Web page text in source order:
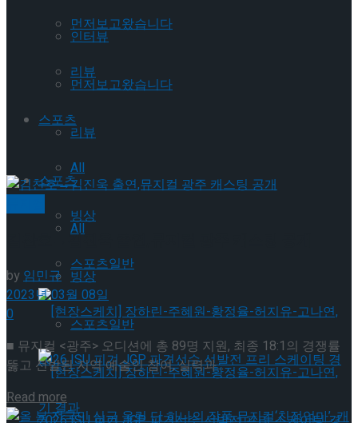
먼저보고왔습니다
리뷰
스포츠
All
빙상
스포츠일반
인터뷰
먼저보고왔습니다
리뷰
스포츠
All
빙상
스포츠일반
김찬호→김진욱 출연,뮤지컬 광주 캐스팅 공개
by임민규
2023년 03월 08일
0
■ 뮤지컬 <광주> 오디션에 총 89명 지원, 최종 18:1의 경쟁률
뚫고 선발된 지역 예술인 참여, 실력과...
Read more